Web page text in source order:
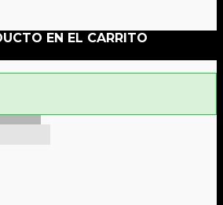
EN EL CARRITO